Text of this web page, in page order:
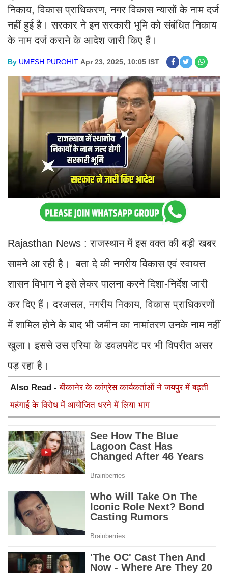
निकाय, विकास प्राधिकरण, नगर विकास न्यासों के नाम दर्ज
नहीं हुई है। सरकार ने इन सरकारी भूमि को संबंधित निकाय
के नाम दर्ज कराने के आदेश जारी किए हैं।
By UMESH PUROHIT Apr 23, 2025, 10:05 IST
Rajasthan News : राजस्थान में इस वक्त की बड़ी खबर
सामने आ रही है। बता दे की नगरीय विकास एवं स्वायत्त
शासन विभाग ने इसे लेकर पालना करने दिशा-निर्देश जारी
कर दिए हैं। दरअसल, नगरीय निकाय, विकास प्राधिकरणों
में शामिल होने के बाद भी जमीन का नामांतरण उनके नाम नहीं
खुला। इससे उस एरिया के डवलपमेंट पर भी विपरीत असर
पड़ रहा है।
Also Read -बीकानेर के कांग्रेस कार्यकर्ताओं ने जयपुर में बढ़ती
महंगाई के विरोध में आयोजित धरने में लिया भाग